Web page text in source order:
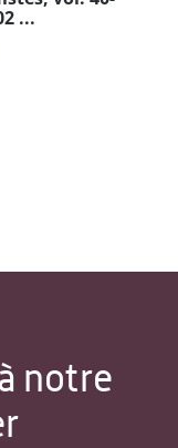
...
notre